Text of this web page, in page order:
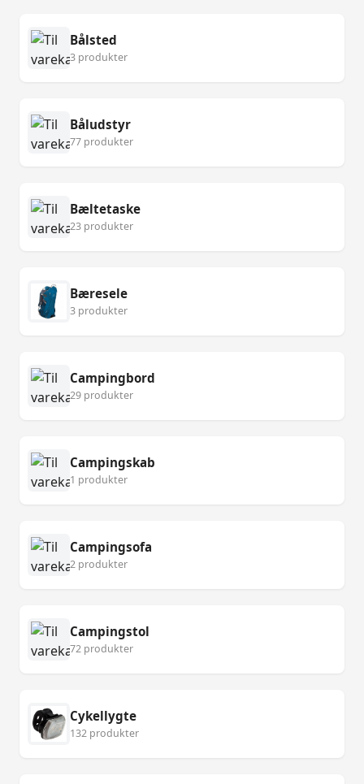
Bålsted
3 produkter
Båludstyr
77 produkter
Bæltetaske
23 produkter
Bæresele
3 produkter
Campingbord
29 produkter
Campingskab
1 produkter
Campingsofa
2 produkter
Campingstol
72 produkter
Cykellygte
132 produkter